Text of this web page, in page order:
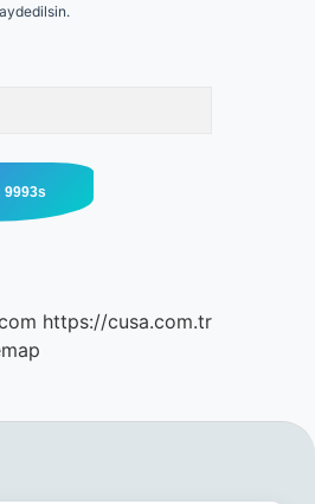
https://cusa.com.tr